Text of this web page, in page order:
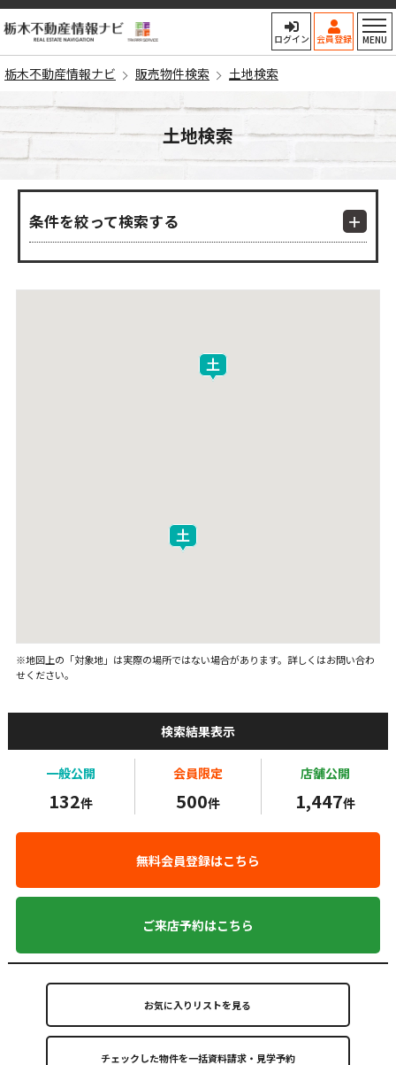
栃木不動産情報ナビ
ログイン 会員登録 MENU
栃木不動産情報ナビ 販売物件検索 土地検索
土地検索
条件を絞って検索する
※地図上の「対象地」は実際の場所ではない場合があります。詳しくはお問い合わ
せください。
検索結果表示
一般公開
132件
会員限定
500件
店舗公開
1,447件
無料会員登録はこちら
ご来店予約はこちら
お気に入りリストを見る